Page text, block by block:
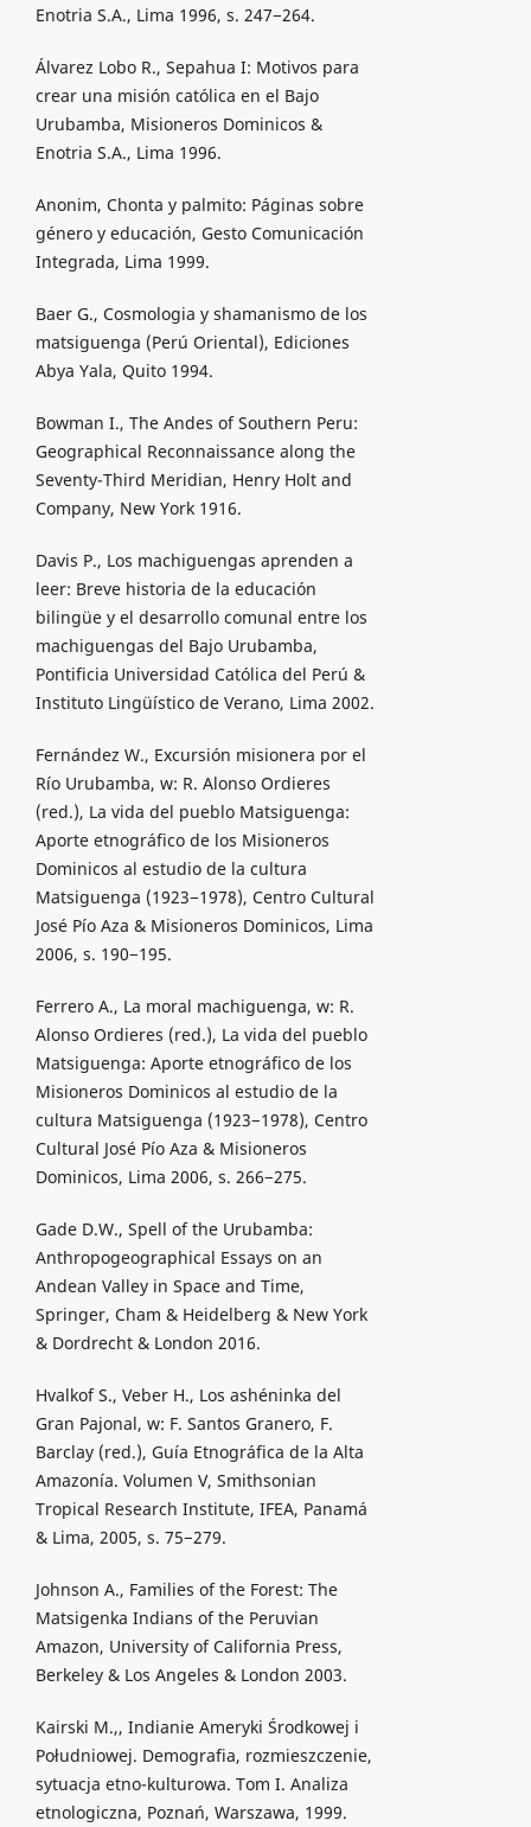
Enotria S.A., Lima 1996, s. 247−264.
Álvarez Lobo R., Sepahua I: Motivos para
crear una misión católica en el Bajo
Urubamba, Misioneros Dominicos &
Enotria S.A., Lima 1996.
Anonim, Chonta y palmito: Páginas sobre
género y educación, Gesto Comunicación
Integrada, Lima 1999.
Baer G., Cosmologia y shamanismo de los
matsiguenga (Perú Oriental), Ediciones
Abya Yala, Quito 1994.
Bowman I., The Andes of Southern Peru:
Geographical Reconnaissance along the
Seventy-Third Meridian, Henry Holt and
Company, New York 1916.
Davis P., Los machiguengas aprenden a
leer: Breve historia de la educación
bilingüe y el desarrollo comunal entre los
machiguengas del Bajo Urubamba,
Pontificia Universidad Católica del Perú &
Instituto Lingüístico de Verano, Lima 2002.
Fernández W., Excursión misionera por el
Río Urubamba, w: R. Alonso Ordieres
(red.), La vida del pueblo Matsiguenga:
Aporte etnográfico de los Misioneros
Dominicos al estudio de la cultura
Matsiguenga (1923−1978), Centro Cultural
José Pío Aza & Misioneros Dominicos, Lima
2006, s. 190−195.
Ferrero A., La moral machiguenga, w: R.
Alonso Ordieres (red.), La vida del pueblo
Matsiguenga: Aporte etnográfico de los
Misioneros Dominicos al estudio de la
cultura Matsiguenga (1923−1978), Centro
Cultural José Pío Aza & Misioneros
Dominicos, Lima 2006, s. 266−275.
Gade D.W., Spell of the Urubamba:
Anthropogeographical Essays on an
Andean Valley in Space and Time,
Springer, Cham & Heidelberg & New York
& Dordrecht & London 2016.
Hvalkof S., Veber H., Los ashéninka del
Gran Pajonal, w: F. Santos Granero, F.
Barclay (red.), Guía Etnográfica de la Alta
Amazonía. Volumen V, Smithsonian
Tropical Research Institute, IFEA, Panamá
& Lima, 2005, s. 75−279.
Johnson A., Families of the Forest: The
Matsigenka Indians of the Peruvian
Amazon, University of California Press,
Berkeley & Los Angeles & London 2003.
Kairski M.,, Indianie Ameryki Środkowej i
Południowej. Demografia, rozmieszczenie,
sytuacja etno-kulturowa. Tom I. Analiza
etnologiczna, Poznań, Warszawa, 1999.